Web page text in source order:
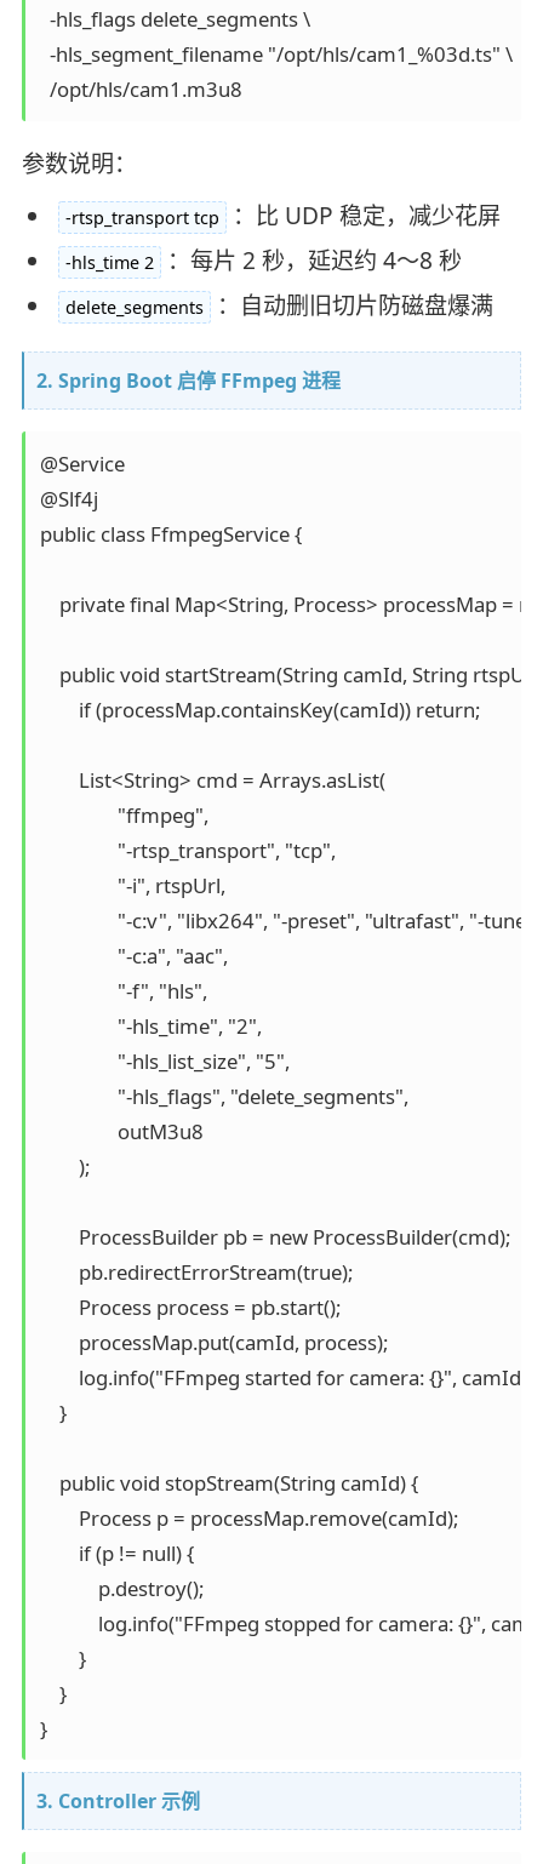
  -hls_flags delete_segments \
  -hls_segment_filename "/opt/hls/cam1_%03d.ts" \
  /opt/hls/cam1.m3u8
参数说明：
-rtsp_transport tcp ：比 UDP 稳定，减少花屏
-hls_time 2 ：每片 2 秒，延迟约 4～8 秒
delete_segments ：自动删旧切片防磁盘爆满
2. Spring Boot 启停 FFmpeg 进程
@Service
@Slf4j
public class FfmpegService {
private final Map<String, Process> processMap
public void startStream(String camId, String
        if (processMap.containsKey(camId)) return;
        List<String> cmd = Arrays.asList(
                "ffmpeg",
                "-rtsp_transport", "tcp",
                "-i", rtspUrl,
"-c:v", "libx264", "-preset", "ultrafast", "-
                "-c:a", "aac",
                "-f", "hls",
                "-hls_time", "2",
                "-hls_list_size", "5",
                "-hls_flags", "delete_segments",
                outM3u8
        );
        ProcessBuilder pb = new ProcessBuilder(cmd);
        pb.redirectErrorStream(true);
        Process process = pb.start();
        processMap.put(camId, process);
        log.info("FFmpeg started for camera: {}", camId);
    }
    public void stopStream(String camId) {
        Process p = processMap.remove(camId);
        if (p != null) {
            p.destroy();
log.info("FFmpeg stopped for camera: {}",
        }
    }
}
3. Controller 示例